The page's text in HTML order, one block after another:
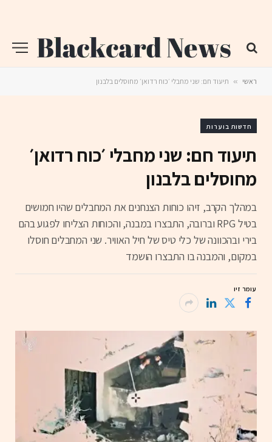
ראשי » תיעוד חם: שני מחבלי ׳כוח רדואן׳ מחוסלים בלבנון
חדשות בוערות
תיעוד חם: שני מחבלי ׳כוח רדואן׳
מחוסלים בלבנון
במהלך הקרב, זיהו כוחות הצנחנים את המחבלים שהיו חמושים
בטיל RPG וברובה, התבצרו במבנה, והכוחות הצליחו לפגוע בהם
בירי ובהכוונה של כלי טיס של חיל האוויר. שני המחבלים חוסלו
במקום, והמבנה בו התבצרו הושמד
עומר זיו